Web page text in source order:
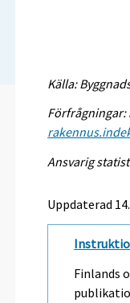
Källa:
Förfrågningar:
Ansvarig
Uppdaterad
Finlands